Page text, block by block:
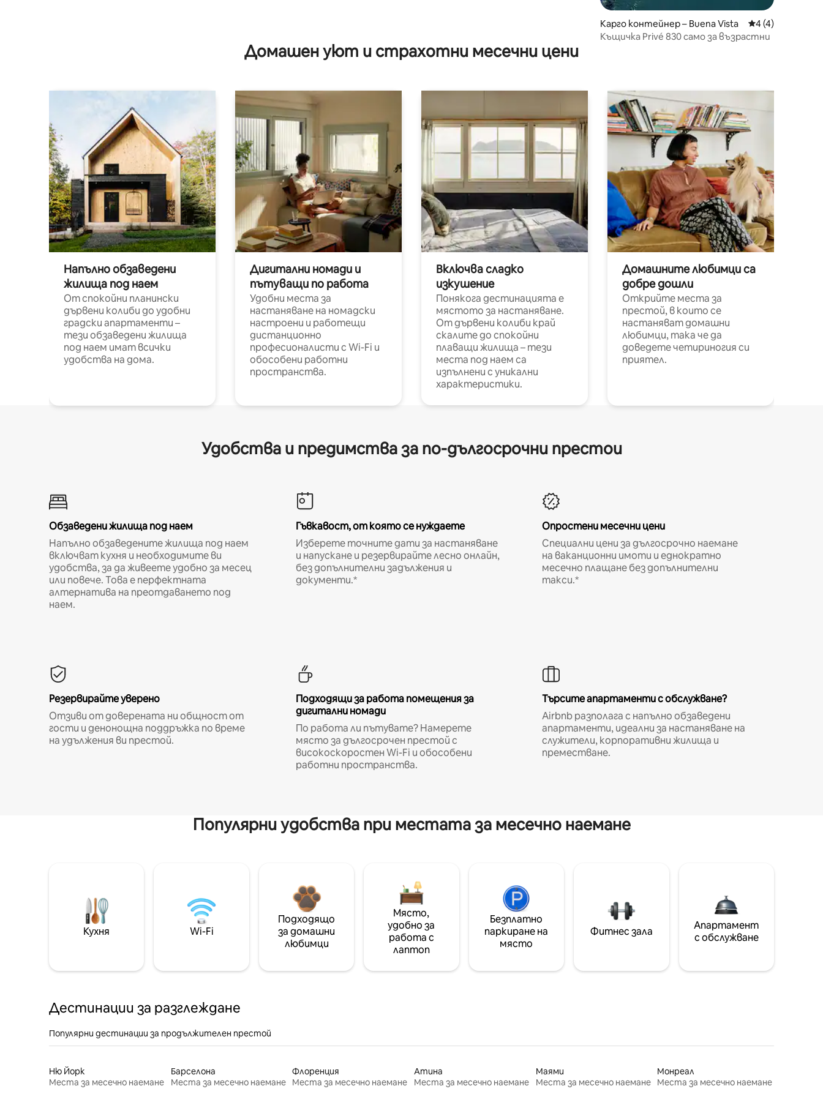
Карго контейнер – Buena Vista Средна оценка:
4 (4)
Къщичка Privé 830 само за възрастни
Домашен уют и страхотни месечни цени
Напълно обзаведени
жилища под наем
От спокойни планински
дървени колиби до удобни
градски апартаменти –
тези обзаведени жилища
под наем имат всички
удобства на дома.
Дигитални номади и
пътуващи по работа
Удобни места за
настаняване на номадски
настроени и работещи
дистанционно
професионалисти с Wi-Fi и
обособени работни
пространства.
Включва сладко
изкушение
Понякога дестинацията е
мястото за настаняване.
От дървени колиби край
скалите до спокойни
плаващи жилища – тези
места под наем са
изпълнени с уникални
характеристики.
Домашните любимци са
добре дошли
Открийте места за
престой, в които се
настаняват домашни
любимци, така че да
доведете четириногия си
приятел.
Удобства и предимства за по-дългосрочни престои
Обзаведени жилища под наем
Напълно обзаведените жилища под наем
включват кухня и необходимите ви
удобства, за да живеете удобно за месец
или повече. Това е перфектната
алтернатива на преотдаването под
наем.
Гъвкавост, от която се нуждаете
Изберете точните дати за настаняване
и напускане и резервирайте лесно онлайн,
без допълнителни задължения и
документи.*
Опростени месечни цени
Специални цени за дългосрочно наемане
на ваканционни имоти и еднократно
месечно плащане без допълнителни
такси.*
Резервирайте уверено
Отзиви от доверената ни общност от
гости и денонощна поддръжка по време
на удължения ви престой.
Подходящи за работа помещения за
дигитални номади
По работа ли пътувате? Намерете
място за дългосрочен престой с
високоскоростен Wi-Fi и обособени
работни пространства.
Търсите апартаменти с обслужване?
Airbnb разполага с напълно обзаведени
апартаменти, идеални за настаняване на
служители, корпоративни жилища и
преместване.
Популярни удобства при местата за месечно наемане
Кухня Wi-Fi
Подходящо
за домашни
любимци
Място,
удобно за
работа с
лаптоп
Безплатно
паркиране на
място
Фитнес зала
Апартамент
с обслужване
Дестинации за разглеждане
Популярни дестинации за продължителен престой
Ню Йорк
Места за месечно наемане
Барселона
Места за месечно наемане
Флоренция
Места за месечно наемане
Атина
Места за месечно наемане
Маями
Места за месечно наемане
Монреал
Места за месечно наемане